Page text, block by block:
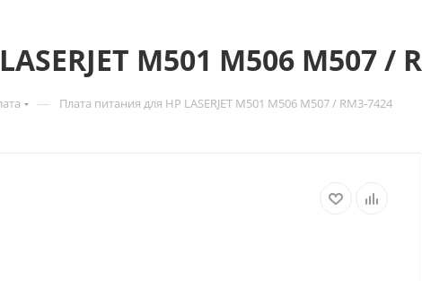
M501 M506 M507 /
— Плата питания для HP LASERJET M501 M506 M507 / RM3-7424